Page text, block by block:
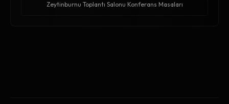
Zeytinburnu Toplantı Salonu Konferans Masaları